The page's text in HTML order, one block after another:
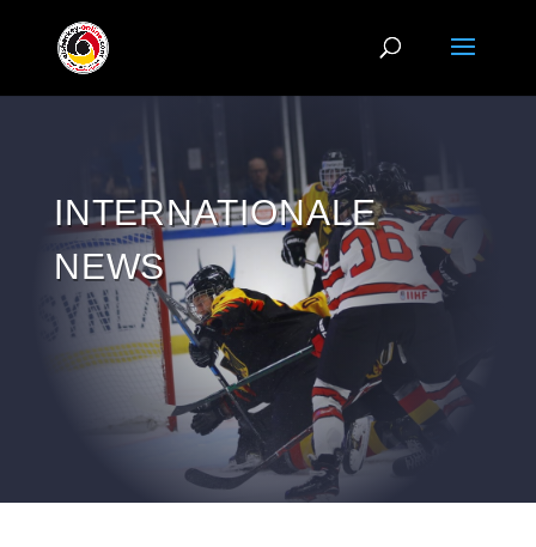
INTERNATIONALE
NEWS